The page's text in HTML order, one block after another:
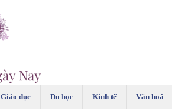
Giáo dục Du học Kinh tế Văn hoá